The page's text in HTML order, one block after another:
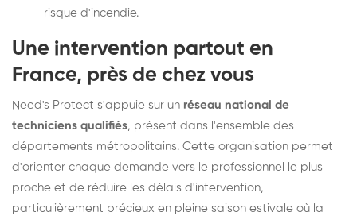
risque d'incendie.
Une intervention partout en
France, près de chez vous
Need's Protect s'appuie sur un réseau national de
techniciens qualifiés, présent dans l'ensemble des
départements métropolitains. Cette organisation permet
d'orienter chaque demande vers le professionnel le plus
proche et de réduire les délais d'intervention,
particulièrement précieux en pleine saison estivale où la